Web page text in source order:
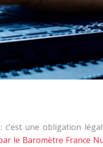
une obligation
le Baromètre France